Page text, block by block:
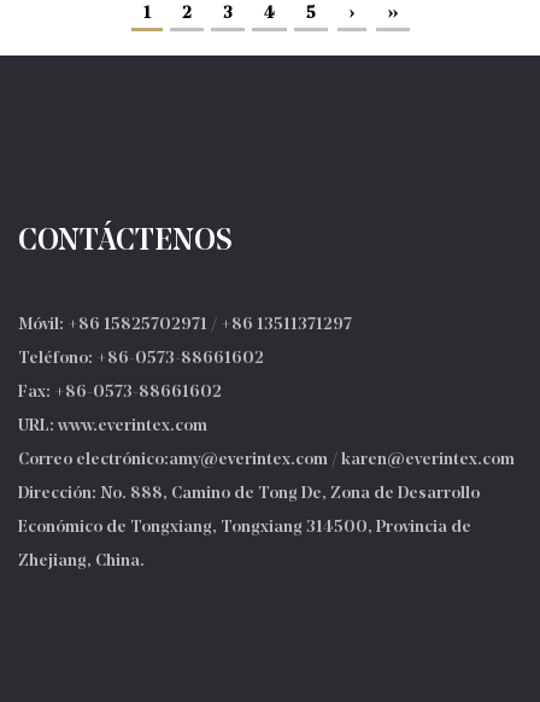
1 2 3 4 5 › ››
CONTÁCTENOS
Móvil: +86 15825702971 / +86 13511371297
Teléfono: +86-0573-88661602
Fax: +86-0573-88661602
URL: www.everintex.com
Correo electrónico:amy@everintex.com / karen@everintex.com
Dirección: No. 888, Camino de Tong De, Zona de Desarrollo
Económico de Tongxiang, Tongxiang 314500, Provincia de
Zhejiang, China.